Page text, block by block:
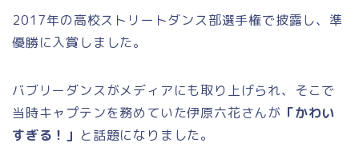
2017年の高校ストリートダンス部選手権で披露し、準
優勝に入賞しました。
バブリーダンスがメディアにも取り上げられ、そこで
当時キャプテンを務めていた伊原六花さんが 「かわい
すぎる！」 と話題になりました。